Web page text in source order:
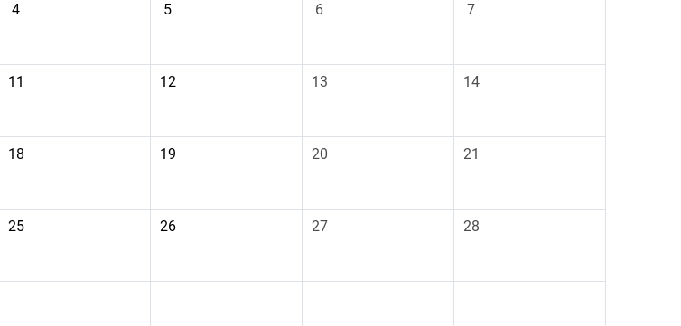
件09月 4日 星期四，沒有事件
4 09月 5日 星期五，沒有事件
5 09月 6日 星期六，沒有事件
6 09月 7日 星期日，沒有事件
7
件
09月 11日 星期四，沒有事件
11 09月 12日 星期五，沒有事件
12 09月 13日 星期六，沒有事件
13 09月 14日 星期日，沒有事件
14
件
09月 18日 星期四，沒有事件
18 09月 19日 星期五，沒有事件
19 09月 20日 星期六，沒有事件
20 09月 21日 星期日，沒有事件
21
件
09月 25日 星期四，沒有事件
25 09月 26日 星期五，沒有事件
26 09月 27日 星期六，沒有事件
27 09月 28日 星期日，沒有事件
28